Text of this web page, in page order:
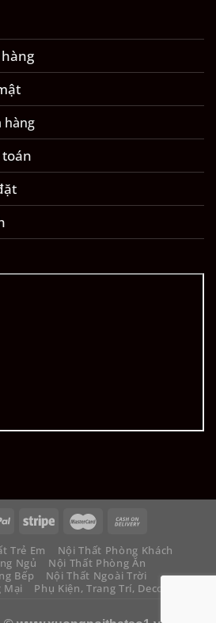
hàng
Trẻ Em
Nội Thất Phòng Khách
Ngủ
Nội Thất Phòng Ăn
Bếp
Nội Thất Ngoài Trời
Mại
Phụ Kiện, Trang Trí, Decor